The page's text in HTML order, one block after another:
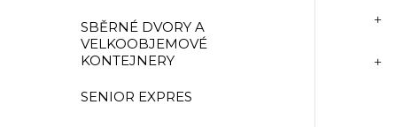
SBĚRNÉ DVORY A
VELKOOBJEMOVÉ
KONTEJNERY
SENIOR EXPRES